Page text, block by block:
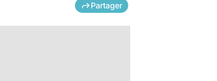
Partager